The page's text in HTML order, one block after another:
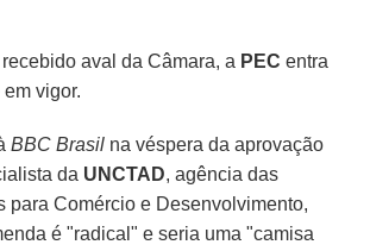
aval da Câmara, a PEC entra
vigor.
BBC Brasil na véspera da aprovação
da UNCTAD, agência das
para Comércio e Desenvolvimento,
é "radical" e seria uma "camisa